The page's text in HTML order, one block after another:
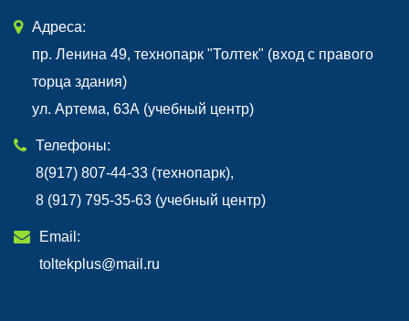
Адреса:
пр. Ленина 49, технопарк "Толтек" (вход с правого
торца здания)
ул. Артема, 63А (учебный центр)
Телефоны:
8(917) 807-44-33 (технопарк),
8 (917) 795-35-63 (учебный центр)
Email:
toltekplus@mail.ru